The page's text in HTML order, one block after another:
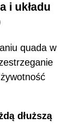
i układu
quada w
dłuższą